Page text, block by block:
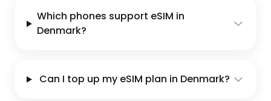
Which phones support eSIM in
Denmark?
Can I top up my eSIM plan in Denmark?